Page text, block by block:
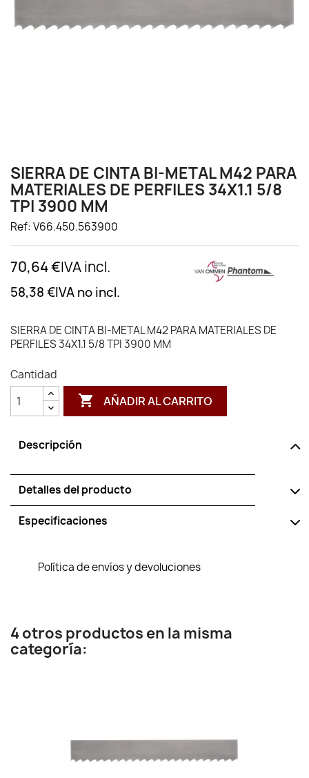
SIERRA DE CINTA BI-METAL M42 PARA
MATERIALES DE PERFILES 34X1.1 5/8
TPI 3900 MM
Ref: V66.450.563900
70,64 €IVA incl.
58,38 €IVA no incl.
SIERRA DE CINTA BI-METAL M42 PARA MATERIALES DE
PERFILES 34X1.1 5/8 TPI 3900 MM
Cantidad
 AÑADIR AL CARRITO
Descripción
Detalles del producto
Especificaciones
Política de envíos y devoluciones
4 otros productos en la misma
categoría: